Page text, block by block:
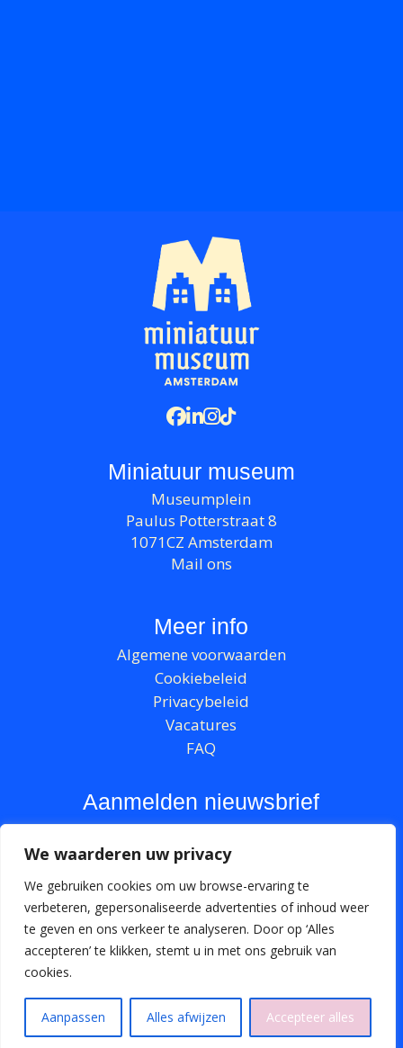
We waarderen uw privacy
We gebruiken cookies om uw browse-ervaring te
verbeteren, gepersonaliseerde advertenties of inhoud weer
te geven en ons verkeer te analyseren. Door op ‘Alles
accepteren’ te klikken, stemt u in met ons gebruik van
cookies.
Aanpassen Alles afwijzen Accepteer alles
Miniatuur museum
Museumplein
Paulus Potterstraat 8
1071CZ Amsterdam
Mail ons
Meer info
Algemene voorwaarden
Cookiebeleid
Privacybeleid
Vacatures
FAQ
Aanmelden nieuwsbrief
Meld je aan →
TICKETS